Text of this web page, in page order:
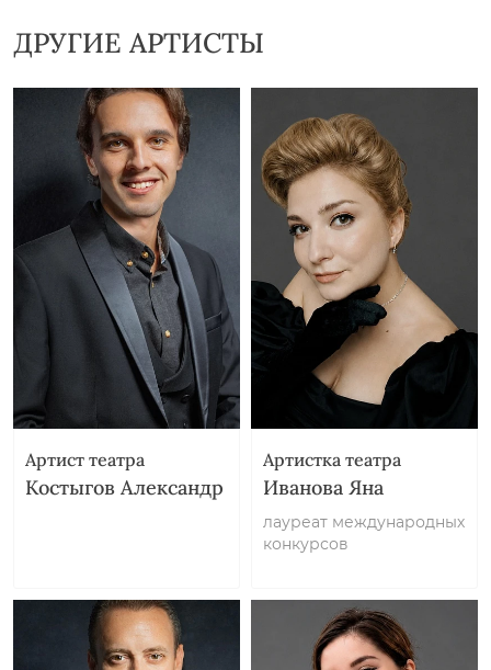
ДРУГИЕ АРТИСТЫ
Артист театра
Костыгов Александр
Артистка театра
Иванова Яна
лауреат международных
конкурсов